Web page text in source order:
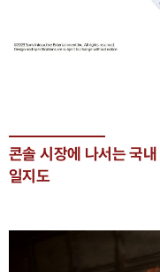
콘솔 시장에 나서는 국
일지도